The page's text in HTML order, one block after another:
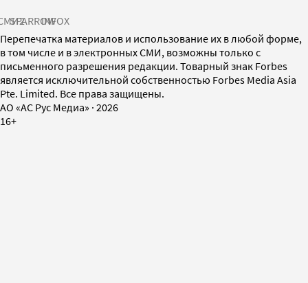
SPARROWINFOX
Перепечатка материалов и использование их в любой форме,
в том числе и в электронных СМИ, возможны только с
письменного разрешения редакции. Товарный знак Forbes
является исключительной собственностью Forbes Media Asia
Pte. Limited. Все права защищены.
AO «АС Рус Медиа» · 2026
16+